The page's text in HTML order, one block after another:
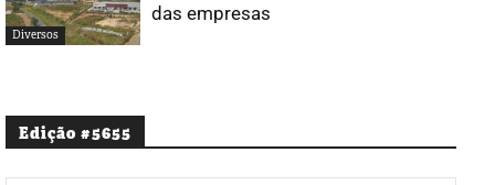
Diversos
das empresas
Edição #5655